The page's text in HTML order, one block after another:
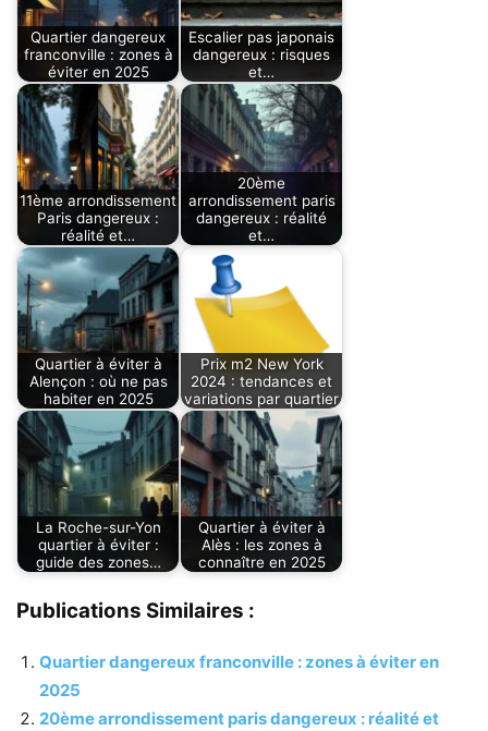
Quartier dangereux
franconville : zones à
éviter en 2025
Escalier pas japonais
dangereux : risques
et…
11ème arrondissement
Paris dangereux :
réalité et…
20ème
arrondissement paris
dangereux : réalité
et…
Quartier à éviter à
Alençon : où ne pas
habiter en 2025
Prix m2 New York
2024 : tendances et
variations par quartier
La Roche-sur-Yon
quartier à éviter :
guide des zones…
Quartier à éviter à
Alès : les zones à
connaître en 2025
Publications Similaires :
Quartier dangereux franconville : zones à éviter en
2025
20ème arrondissement paris dangereux : réalité et